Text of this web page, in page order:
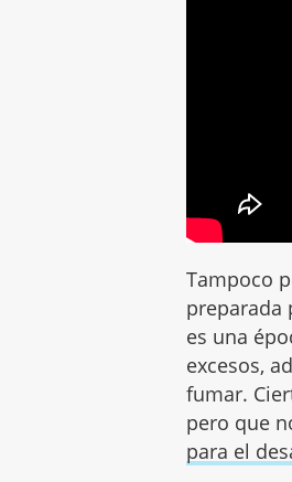
Tampoco
preparada
es una
excesos,
fumar.
pero que
para el